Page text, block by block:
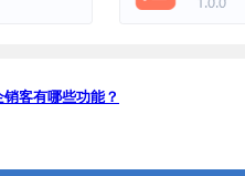
客有哪些功能？